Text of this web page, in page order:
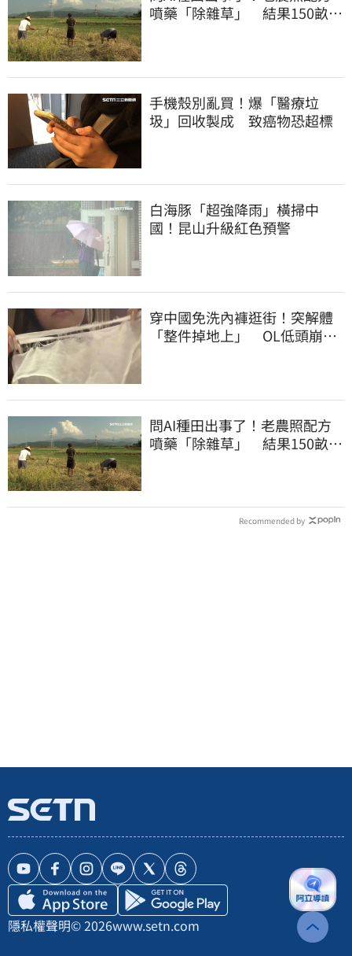
噴藥「除雜草」 結果150畝芝
手機殼別亂買！爆「醫療垃
圾」回收製成 致癌物恐超標
白海豚「超強降雨」橫掃中
國！昆山升級紅色預警
穿中國免洗內褲逛街！突解體
「整件掉地上」 OL低頭崩
問AI種田出事了！老農照配方
噴藥「除雜草」 結果150畝芝
Recommended by
隱私權聲明© 2026www.setn.com